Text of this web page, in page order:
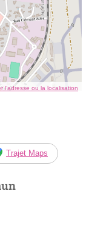
l’adresse ou la localisation
Trajet Maps